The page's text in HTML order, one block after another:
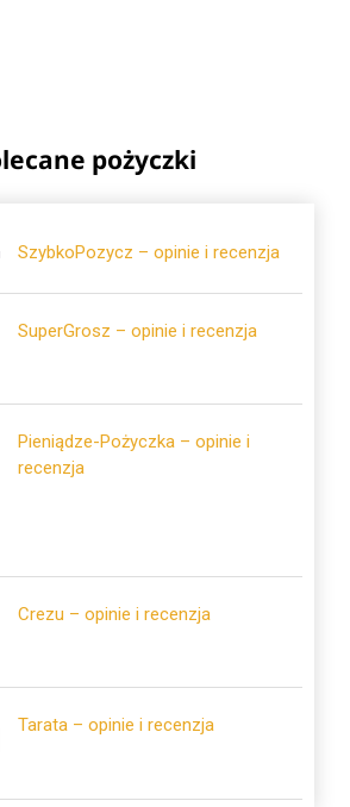
pożyczki
SzybkoPozycz – opinie i recenzja
SuperGrosz – opinie i recenzja
Pieniądze-Pożyczka – opinie i
recenzja
Crezu – opinie i recenzja
Tarata – opinie i recenzja